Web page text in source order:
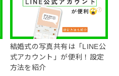
結婚式の写真共有は「LINE公
式アカウント」が便利！設定
方法を紹介